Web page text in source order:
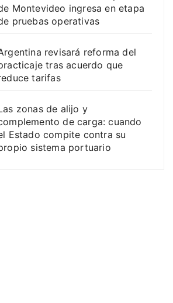
Montevideo ingresa en etapa
pruebas operativas
revisará reforma del
tras acuerdo que
tarifas
zonas de alijo y
de carga: cuando
Estado compite contra su
sistema portuario